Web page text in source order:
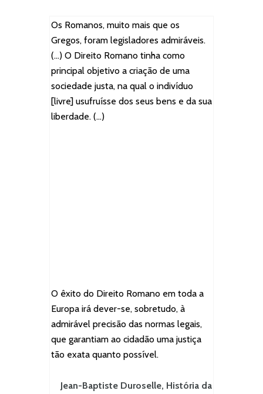
Os Romanos, muito mais que os
Gregos, foram legisladores admiráveis.
(…) O Direito Romano tinha como
principal objetivo a criação de uma
sociedade justa, na qual o indivíduo
[livre] usufruísse dos seus bens e da sua
liberdade. (…)
O êxito do Direito Romano em toda a
Europa irá dever-se, sobretudo, à
admirável precisão das normas legais,
que garantiam ao cidadão uma justiça
tão exata quanto possível.
Jean-Baptiste Duroselle, História da